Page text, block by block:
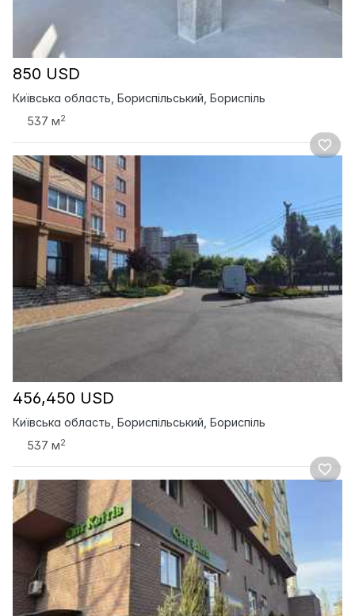
850 USD
Київська область, Бориспільський, Бориспіль
537 м2
456,450 USD
Київська область, Бориспільський, Бориспіль
537 м2